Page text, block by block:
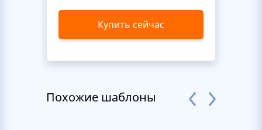
Купить сейчас
Похожие шаблоны